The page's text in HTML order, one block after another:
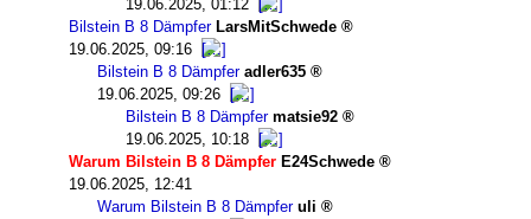
19.06.2025, 01:12
Bilstein B 8 Dämpfer LarsMitSchwede
19.06.2025, 09:16
Bilstein B 8 Dämpfer adler635
19.06.2025, 09:26
Bilstein B 8 Dämpfer matsie92
19.06.2025, 10:18
Warum Bilstein B 8 Dämpfer E24Schwede
19.06.2025, 12:41
Warum Bilstein B 8 Dämpfer uli